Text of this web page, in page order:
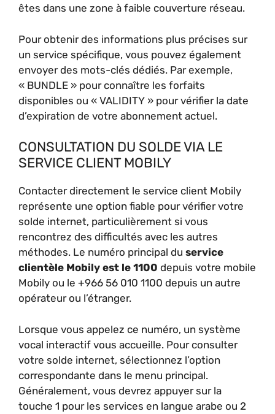
êtes dans une zone à faible couverture réseau.
Pour obtenir des informations plus précises sur
un service spécifique, vous pouvez également
envoyer des mots-clés dédiés. Par exemple,
« BUNDLE » pour connaître les forfaits
disponibles ou « VALIDITY » pour vérifier la date
d’expiration de votre abonnement actuel.
CONSULTATION DU SOLDE VIA LE
SERVICE CLIENT MOBILY
Contacter directement le service client Mobily
représente une option fiable pour vérifier votre
solde internet, particulièrement si vous
rencontrez des difficultés avec les autres
méthodes. Le numéro principal du service
clientèle Mobily est le 1100 depuis votre mobile
Mobily ou le +966 56 010 1100 depuis un autre
opérateur ou l’étranger.
Lorsque vous appelez ce numéro, un système
vocal interactif vous accueille. Pour consulter
votre solde internet, sélectionnez l’option
correspondante dans le menu principal.
Généralement, vous devrez appuyer sur la
touche 1 pour les services en langue arabe ou 2